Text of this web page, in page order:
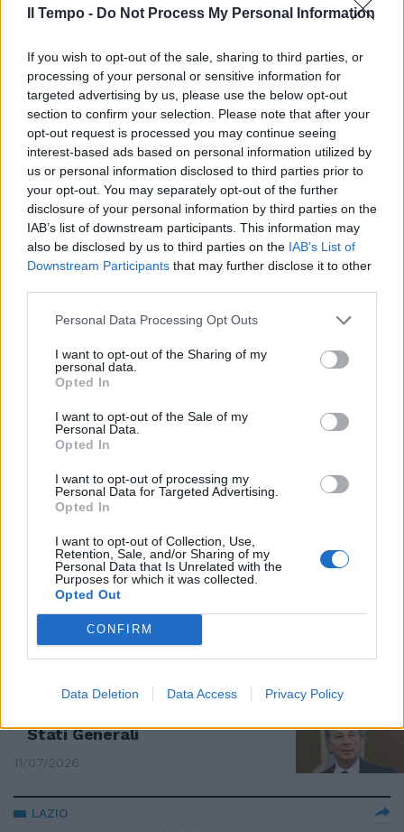
Il Tempo - Do Not Process My Personal Information
If you wish to opt-out of the sale, sharing to third parties, or
processing of your personal or sensitive information for
targeted advertising by us, please use the below opt-out
section to confirm your selection. Please note that after your
opt-out request is processed you may continue seeing
interest-based ads based on personal information utilized by
us or personal information disclosed to third parties prior to
your opt-out. You may separately opt-out of the further
disclosure of your personal information by third parties on the
IAB’s list of downstream participants. This information may
also be disclosed by us to third parties on the IAB’s List of
Downstream Participants that may further disclose it to other
Personal Data Processing Opt Outs
I want to opt-out of the Sharing of my
personal data.
Opted In
I want to opt-out of the Sale of my
Personal Data.
Opted In
I want to opt-out of processing my
Personal Data for Targeted Advertising.
Opted In
I want to opt-out of Collection, Use,
Retention, Sale, and/or Sharing of my
Personal Data that Is Unrelated with the
Purposes for which it was collected.
Opted Out
CONFIRM
Data Deletion Data Access Privacy Policy
AGORA' LAZIO
più sola
18/07/2026
TERZA PUNTATA
Lazio, altro che aumento di
capitale. I conti non tornano
18/07/2026
AGORA' LAZIO
Lazio, quei conti di Lotito che
AGORA' LAZIO
Lazio, nessuna congiura. Più
facile inventare complottismi
che dare risposte
15/07/2026
I laziali non mollano. Intervista a
Spicciariello e Ciapparoni: "Il
boicottaggio continua, club
AGORA' LAZIO
Stati Generali
11/07/2026
LAZIO